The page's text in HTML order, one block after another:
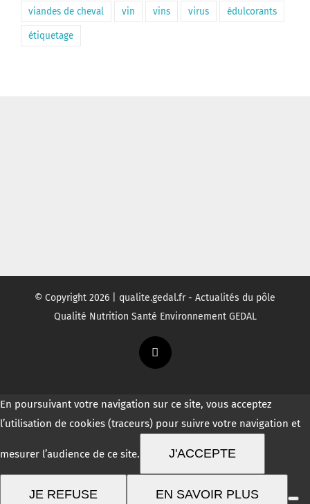
viandes de cheval vin vins virus édulcorants
étiquetage
© Copyright 2026 | qualite.gedal.fr - Actualités du pôle
Qualité Nutrition Santé Environnement GEDAL
Twitter
En poursuivant votre navigation sur ce site, vous acceptez
l’utilisation de cookies (traceurs) pour suivre votre navigation et
mesurer l’audience de ce site. J'ACCEPTE
JE REFUSE EN SAVOIR PLUS